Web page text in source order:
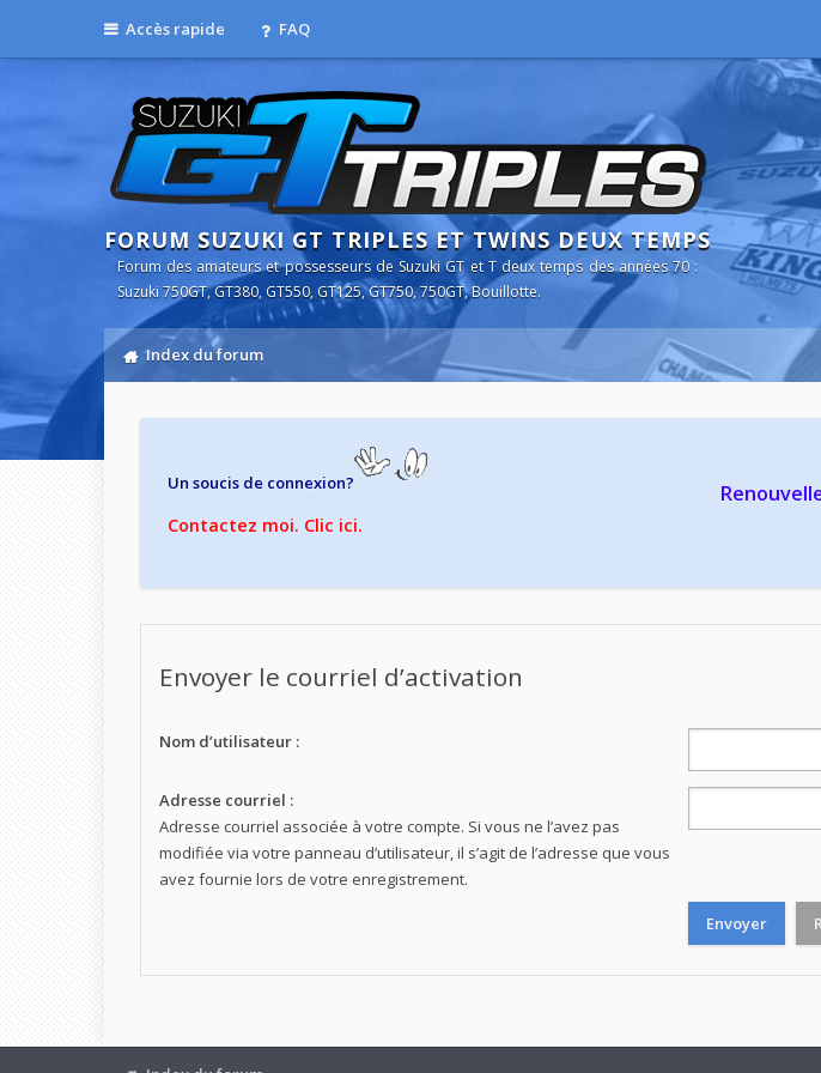
Accès rapide FAQ
FORUM SUZUKI GT TRIPLES ET TWINS DEUX TEMPS
Forum des amateurs et possesseurs de Suzuki GT et T deux temps des années 70 :
Suzuki 750GT, GT380, GT550, GT125, GT750, 750GT, Bouillotte.
Index du forum
Un soucis de connexion?
Contactez moi. Clic ici.
Envoyer le courriel d’activation
Nom d’utilisateur :
Adresse courriel :
Adresse courriel associée à votre compte. Si vous ne l’avez pas
modifiée via votre panneau d’utilisateur, il s’agit de l’adresse que vous
avez fournie lors de votre enregistrement.